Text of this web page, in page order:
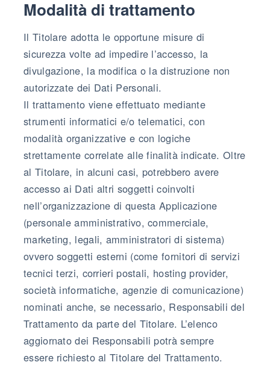
Modalità di trattamento
Il Titolare adotta le opportune misure di
sicurezza volte ad impedire l’accesso, la
divulgazione, la modifica o la distruzione non
autorizzate dei Dati Personali.
Il trattamento viene effettuato mediante
strumenti informatici e/o telematici, con
modalità organizzative e con logiche
strettamente correlate alle finalità indicate. Oltre
al Titolare, in alcuni casi, potrebbero avere
accesso ai Dati altri soggetti coinvolti
nell’organizzazione di questa Applicazione
(personale amministrativo, commerciale,
marketing, legali, amministratori di sistema)
ovvero soggetti esterni (come fornitori di servizi
tecnici terzi, corrieri postali, hosting provider,
società informatiche, agenzie di comunicazione)
nominati anche, se necessario, Responsabili del
Trattamento da parte del Titolare. L’elenco
aggiornato dei Responsabili potrà sempre
essere richiesto al Titolare del Trattamento.